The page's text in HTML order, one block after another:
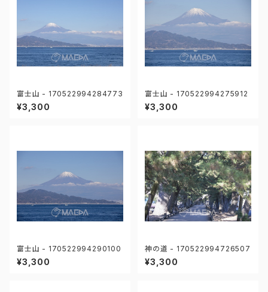
富士山 - 170522994284773
¥3,300
富士山 - 170522994275912
¥3,300
富士山 - 170522994290100
¥3,300
神の道 - 170522994726507
¥3,300